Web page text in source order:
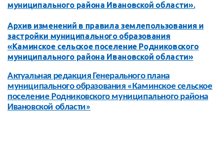
муниципального района Ивановской области».
Архив изменений в правила землепользования и
застройки муниципального образования
«Каминское сельское поселение Родниковского
муниципального района Ивановской области»
Актуальная редакция Генерального плана
муниципального образования «Каминское сельское
поселение Родниковского муниципального района
Ивановской области»